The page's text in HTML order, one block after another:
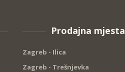
Prodajna mjesta
Zagreb - Ilica
Zagreb - Trešnjevka